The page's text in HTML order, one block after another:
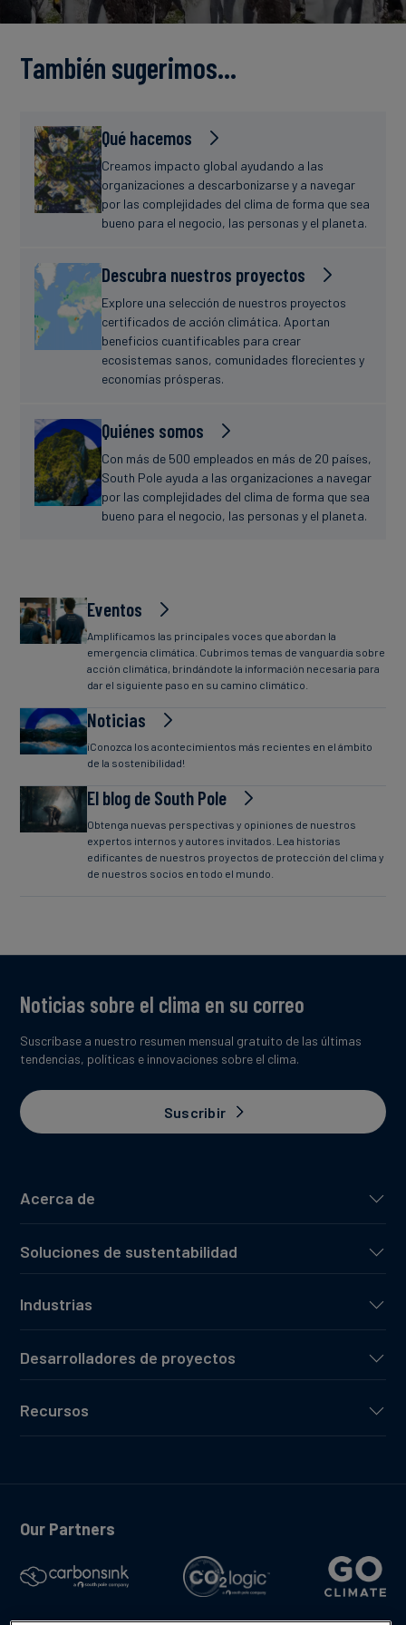
Finanzas
estudio
Noticias
También sugerimos…
Qué hacemos
Creamos impacto global ayudando a las
organizaciones a descarbonizarse y a navegar
por las complejidades del clima de forma que sea
bueno para el negocio, las personas y el planeta.
Descubra nuestros proyectos
Explore una selección de nuestros proyectos
certificados de acción climática. Aportan
beneficios cuantificables para crear
ecosistemas sanos, comunidades florecientes y
economías prósperas.
Quiénes somos
Con más de 500 empleados en más de 20 países,
South Pole ayuda a las organizaciones a navegar
por las complejidades del clima de forma que sea
bueno para el negocio, las personas y el planeta.
Eventos
Amplificamos las principales voces que abordan la
emergencia climática. Cubrimos temas de vanguardia sobre
acción climática, brindándote la información necesaria para
dar el siguiente paso en su camino climático.
Noticias
¡Conozca los acontecimientos más recientes en el ámbito
de la sostenibilidad!
El blog de South Pole
Obtenga nuevas perspectivas y opiniones de nuestros
expertos internos y autores invitados. Lea historias
edificantes de nuestros proyectos de protección del clima y
de nuestros socios en todo el mundo.
Acerca de
Soluciones de sustentabilidad
Industrias
Desarrolladores de proyectos
Recursos
Noticias sobre el clima en su correo
Suscríbase a nuestro resumen mensual gratuito de las últimas
tendencias, políticas e innovaciones sobre el clima.
Suscribir
Our Partners